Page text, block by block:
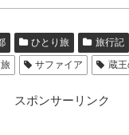
ひとり旅 旅行記
サファイア 蔵
スポンサーリンク